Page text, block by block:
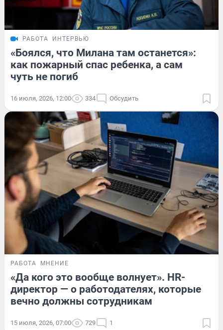
РАБОТА ИНТЕРВЬЮ
«Боялся, что Милана там останется»:
как пожарный спас ребенка, а сам
чуть не погиб
16 июля, 2026, 12:00 334 Обсудить
РАБОТА МНЕНИЕ
«Да кого это вообще волнует». HR-
директор — о работодателях, которые
вечно должны сотрудникам
15 июля, 2026, 07:00 729 1